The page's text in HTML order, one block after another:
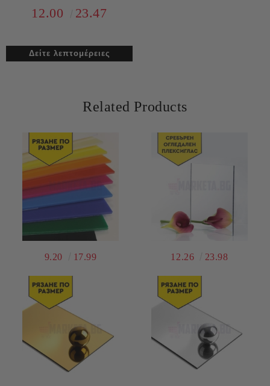
12.00 23.47
Δείτε λεπτομέρειες
Related Products
9.20 17.99 12.26 23.98